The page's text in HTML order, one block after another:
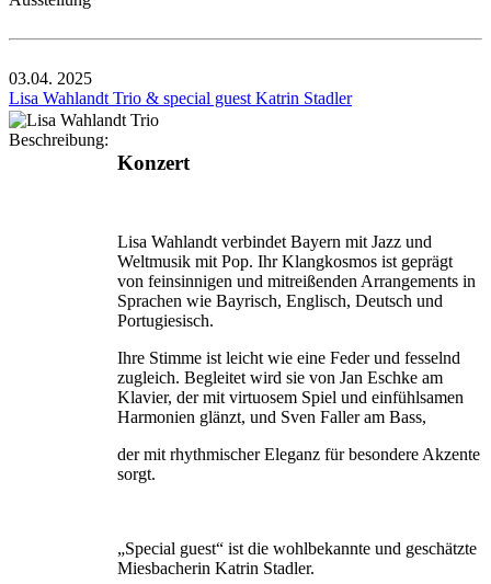
03.04. 2025
Lisa Wahlandt Trio & special guest Katrin Stadler
Beschreibung:
Konzert
Lisa Wahlandt verbindet Bayern mit Jazz und
Weltmusik mit Pop. Ihr Klangkosmos ist geprägt
von feinsinnigen und mitreißenden Arrangements in
Sprachen wie Bayrisch, Englisch, Deutsch und
Portugiesisch.
Ihre Stimme ist leicht wie eine Feder und fesselnd
zugleich. Begleitet wird sie von Jan Eschke am
Klavier, der mit virtuosem Spiel und einfühlsamen
Harmonien glänzt, und Sven Faller am Bass,
der mit rhythmischer Eleganz für besondere Akzente
sorgt.
„Special guest“ ist die wohlbekannte und geschätzte
Miesbacherin Katrin Stadler.